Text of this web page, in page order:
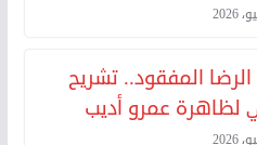
المفقود.. تشريح
عمرو أديب